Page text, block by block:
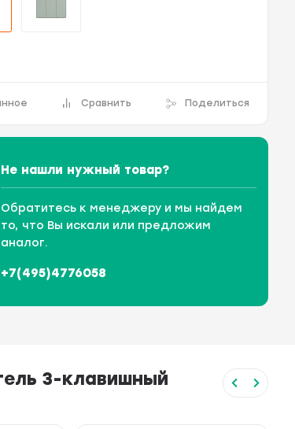
Сравнить Поделиться
Не нашли нужный товар?
Обратитесь к менеджеру и мы найдем
то, что Вы искали или предложим
аналог.
+7(495)4776058
3-клавишный